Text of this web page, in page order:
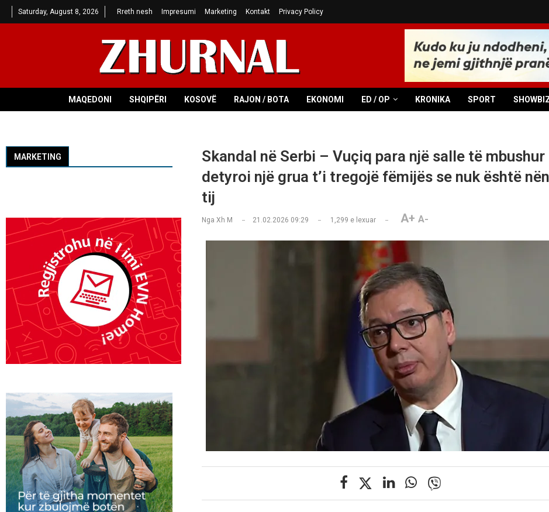
Saturday, August 8, 2026 Rreth nesh Impresumi Marketing Kontakt Privacy Policy
MAQEDONI SHQIPËRI KOSOVË RAJON / BOTA EKONOMI ED / OP KRONIKA SPORT
Skandal në Serbi – Vuçiq para një salle të mbushur
detyroi një grua t’i tregojë fëmijës se nuk është
tij
Nga Xh M 21.02.2026 09:29 1,299 e lexuar A+ A-
MARKETING